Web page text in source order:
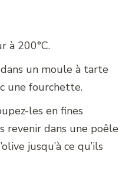
à 200°C.
un moule à tarte
une fourchette.
les en fines
revenir dans une poêle
jusqu’à ce qu’ils